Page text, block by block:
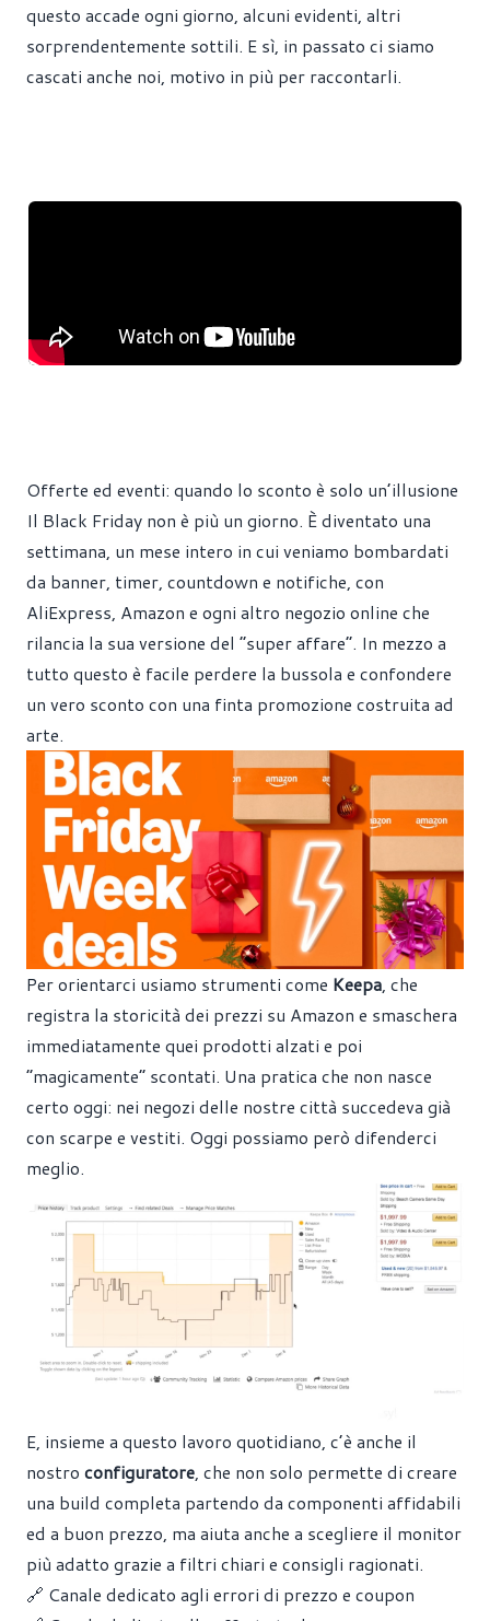
questo accade ogni giorno, alcuni evidenti, altri
sorprendentemente sottili. E sì, in passato ci siamo
cascati anche noi, motivo in più per raccontarli.
Offerte ed eventi: quando lo sconto è solo un’illusione
Il Black Friday non è più un giorno. È diventato una
settimana, un mese intero in cui veniamo bombardati
da banner, timer, countdown e notifiche, con
AliExpress, Amazon e ogni altro negozio online che
rilancia la sua versione del “super affare”. In mezzo a
tutto questo è facile perdere la bussola e confondere
un vero sconto con una finta promozione costruita ad
arte.
Per orientarci usiamo strumenti come Keepa, che
registra la storicità dei prezzi su Amazon e smaschera
immediatamente quei prodotti alzati e poi
“magicamente” scontati. Una pratica che non nasce
certo oggi: nei negozi delle nostre città succedeva già
con scarpe e vestiti. Oggi possiamo però difenderci
meglio.
E, insieme a questo lavoro quotidiano, c’è anche il
nostro configuratore , che non solo permette di creare
una build completa partendo da componenti affidabili
ed a buon prezzo, ma aiuta anche a scegliere il monitor
più adatto grazie a filtri chiari e consigli ragionati.
🔗 Canale dedicato agli errori di prezzo e coupon